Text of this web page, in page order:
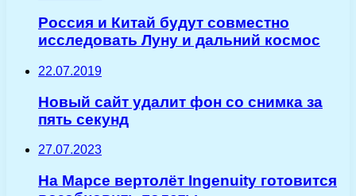
Россия и Китай будут совместно
исследовать Луну и дальний космос
22.07.2019
Новый сайт удалит фон со снимка за
пять секунд
27.07.2023
На Марсе вертолёт Ingenuity готовится